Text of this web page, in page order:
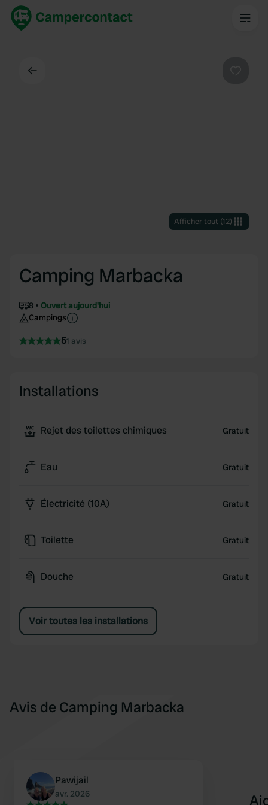
Afficher tout(12)
Camping Marbacka
8
Ouvert aujourd'hui
Campings
51 avis
Installations
Rejet des toilettes chimiques Gratuit
Eau Gratuit
Électricité (10A) Gratuit
Toilette Gratuit
Douche Gratuit
Voir toutes les installations
Avis de Camping Marbacka
Pawijail
avr. 2026